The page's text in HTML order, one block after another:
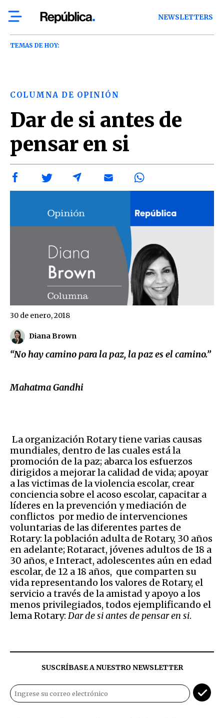
NEWSLETTERS
TEMAS DE HOY:
COLUMNA DE OPINIÓN
Dar de si antes de
pensar en si
Diana Brown
30 de enero, 2018
“No hay camino para la paz, la paz es el camino.”
Mahatma Gandhi
La organización Rotary tiene varias causas
mundiales, dentro de las cuales está la
promoción de la paz; abarca los esfuerzos
dirigidos a mejorar la calidad de vida; apoyar
a las victimas de la violencia escolar, crear
conciencia sobre el acoso escolar, capacitar a
líderes en la prevención y mediación de
conflictos por medio de intervenciones
voluntarias de las diferentes partes de
Rotary: la población adulta de Rotary, 30 años
en adelante; Rotaract, jóvenes adultos de 18 a
30 años, e Interact, adolescentes aún en edad
escolar, de 12 a 18 años, que comparten su
vida representando los valores de Rotary, el
servicio a través de la amistad y apoyo a los
menos privilegiados, todos ejemplificando el
lema Rotary: Dar de si antes de pensar en si.
SUSCRÍBASE A NUESTRO NEWSLETTER